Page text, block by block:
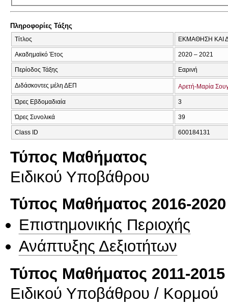
Πληροφορίες Τάξης
Τίτλος ΕΚΜΑΘΗΣΗ ΚΑΙ
Ακαδημαϊκό Έτος 2020 – 2021
Περίοδος Τάξης Εαρινή
Διδάσκοντες μέλη ΔΕΠ Αρετή-Μαρία
Ώρες Εβδομαδιαία 3
Ώρες Συνολικά 39
Class ID 600184131
Τύπος Μαθήματος
Ειδικού Υποβάθρου
Τύπος Μαθήματος 2016-2020
Επιστημονικής Περιοχής
Ανάπτυξης Δεξιοτήτων
Τύπος Μαθήματος 2011-2015
Ειδικού Υποβάθρου / Κορμού